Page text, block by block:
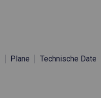
Plane Technische Daten